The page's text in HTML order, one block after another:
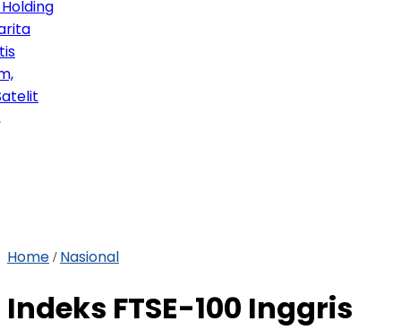
Home / Nasional
Indeks FTSE-100 Inggris